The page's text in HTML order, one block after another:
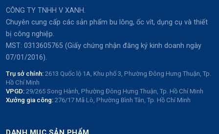
CÔNG TY TNHH V XANH.
Chuyên cung cấp các sản phẩm bu lông, ốc vít, dụng cụ và thiết
bị công nghiệp.
MST: 0313605765 (Giấy chứng nhận đăng ký kinh doanh ngày
07/01/2016).
Trụ sở chính: 2613 Quốc lộ 1A, Khu phố 3, Phường Đông Hưng Thuận, Tp.
Hồ Chí Minh
VPGD: 29/265 Song Hành, Phường Đông Hưng Thuận, Tp. Hồ Chí Minh
Xưởng gia công: 276/17 Mã Lò, Phường Bình Tân, Tp. Hồ Chí Minh